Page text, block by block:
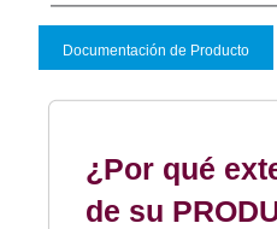
Documentación de Producto
¿Por qué
de su